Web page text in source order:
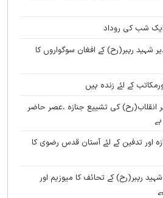
شب کی روداد
شہید رہبر(رح) کے افغان سوگواروں کا
کے لئے زندہ ہيں
کی تشییع جنازہ ،عصر حاضر
اور تدفین کے لئے آستان قدس رضوی کا
رہبر(رح) کے تحائف کا میوزیم اور